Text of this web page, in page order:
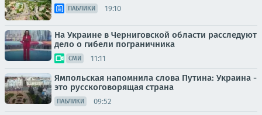
ПАБЛИКИ 19:10
На Украине в Черниговской области расследуют
дело о гибели пограничника
СМИ 11:11
Ямпольская напомнила слова Путина: Украина -
это русскоговорящая страна
ПАБЛИКИ 09:52